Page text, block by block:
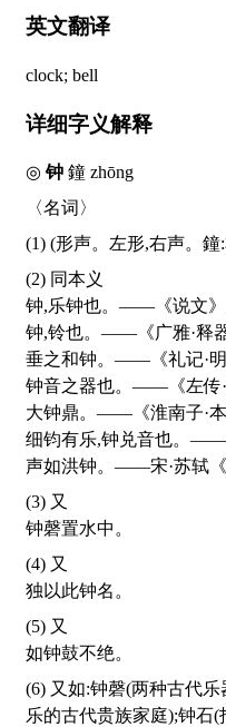
英文翻译
clock; bell
详细字义解释
◎钟 鐘 zhōng
〈名词〉
(1) (形声。左形,右声。
(2) 同本义
钟,乐钟也。——《说文》
钟,铃也。——《广雅·释器
垂之和钟。——《礼记·明
钟音之器也。——《左传·
大钟鼎。——《淮南子·本
细钧有乐,钟兑音也。——
声如洪钟。——宋·苏轼《
(3) 又
钟磬置水中。
(4) 又
独以此钟名。
(5) 又
如钟鼓不绝。
(6) 又如:钟磬(两种古代乐器);钟鼎之家(宴享时列鼎、击钟奏
乐的古代贵族家庭);钟石